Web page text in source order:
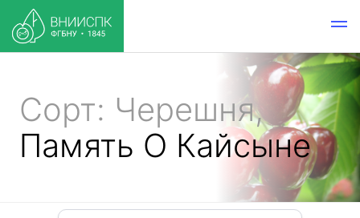
Сорт: Черешня,
Память О Кайсыне